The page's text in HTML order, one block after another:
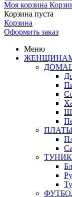
Моя корзина
Корзина пуста
Корзина
Оформить заказ
Меню